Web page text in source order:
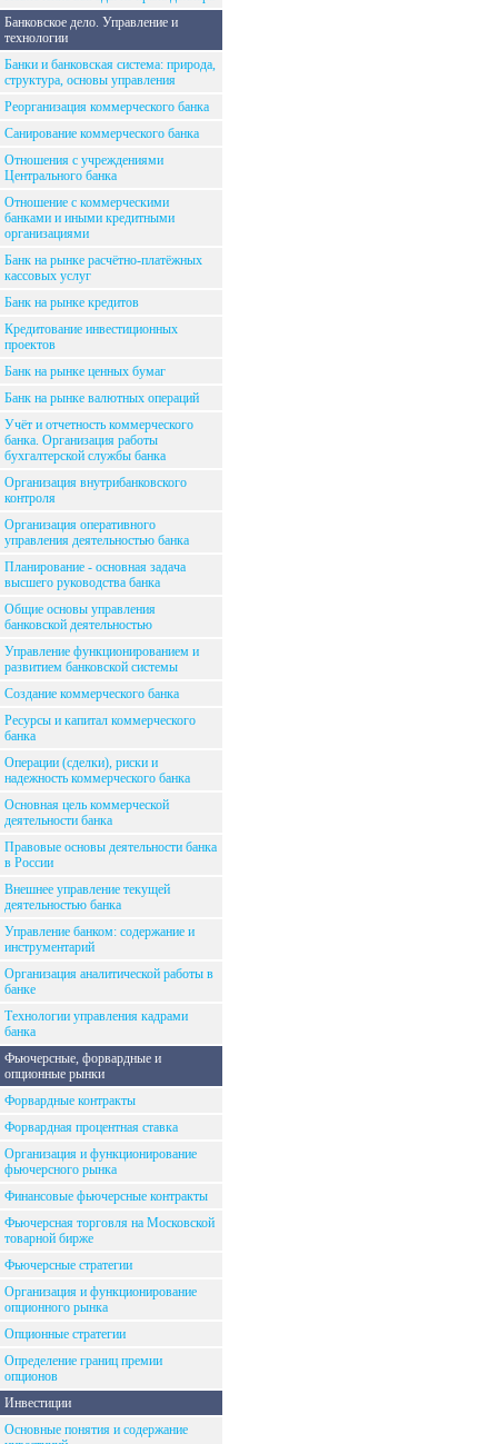
Банковское дело. Управление и
технологии
Банки и банковская система: природа,
структура, основы управления
Реорганизация коммерческого банка
Санирование коммерческого банка
Отношения с учреждениями
Центрального банка
Отношение с коммерческими
банками и иными кредитными
организациями
Банк на рынке расчётно-платёжных
кассовых услуг
Банк на рынке кредитов
Кредитование инвестиционных
проектов
Банк на рынке ценных бумаг
Банк на рынке валютных операций
Учёт и отчетность коммерческого
банка. Организация работы
бухгалтерской службы банка
Организация внутрибанковского
контроля
Организация оперативного
управления деятельностью банка
Планирование - основная задача
высшего руководства банка
Общие основы управления
банковской деятельностью
Управление функционированием и
развитием банковской системы
Создание коммерческого банка
Ресурсы и капитал коммерческого
банка
Операции (сделки), риски и
надежность коммерческого банка
Основная цель коммерческой
деятельности банка
Правовые основы деятельности банка
в России
Внешнее управление текущей
деятельностью банка
Управление банком: содержание и
инструментарий
Организация аналитической работы в
банке
Технологии управления кадрами
банка
Фьючерсные, форвардные и
опционные рынки
Форвардные контракты
Форвардная процентная ставка
Организация и функционирование
фьючерсного рынка
Финансовые фьючерсные контракты
Фьючерсная торговля на Московской
товарной бирже
Фьючерсные стратегии
Организация и функционирование
опционного рынка
Опционные стратегии
Определение границ премии
опционов
Инвестиции
Основные понятия и содержание